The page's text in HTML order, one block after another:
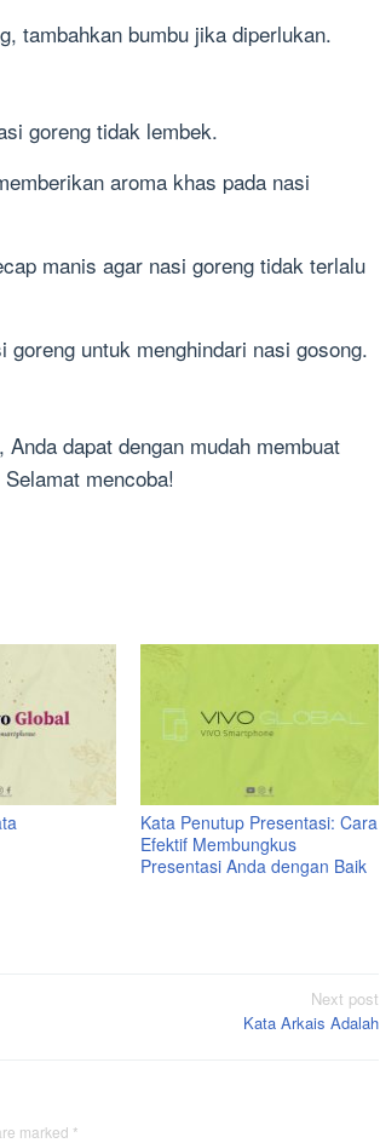
tambahkan bumbu jika diperlukan.
goreng tidak lembek.
aroma khas pada nasi
manis agar nasi goreng tidak terlalu
untuk menghindari nasi gosong.
dapat dengan mudah membuat
mencoba!
Kata Penutup Presentasi: Cara
Efektif Membungkus
Presentasi Anda dengan Baik
Next post
Kata Arkais Adalah
marked *